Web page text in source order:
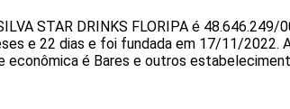
STAR DRINKS FLORIPA é 48.646.249/
e 22 dias e foi fundada em 17/11/2022.
econômica é Bares e outros